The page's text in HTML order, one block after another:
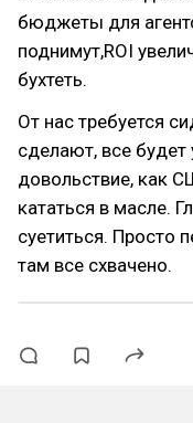
бюджеты для
поднимут,ROI
бухтеть.
От нас требуется
сделают, все
довольствие, как
кататься в масле.
суетиться. Просто
там все схвачено.